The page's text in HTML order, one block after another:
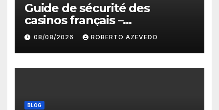
Guide de sécurité des
casinos français –
protections, licences et
paiements fiables
08/08/2026 ROBERTO AZEVEDO
BLOG